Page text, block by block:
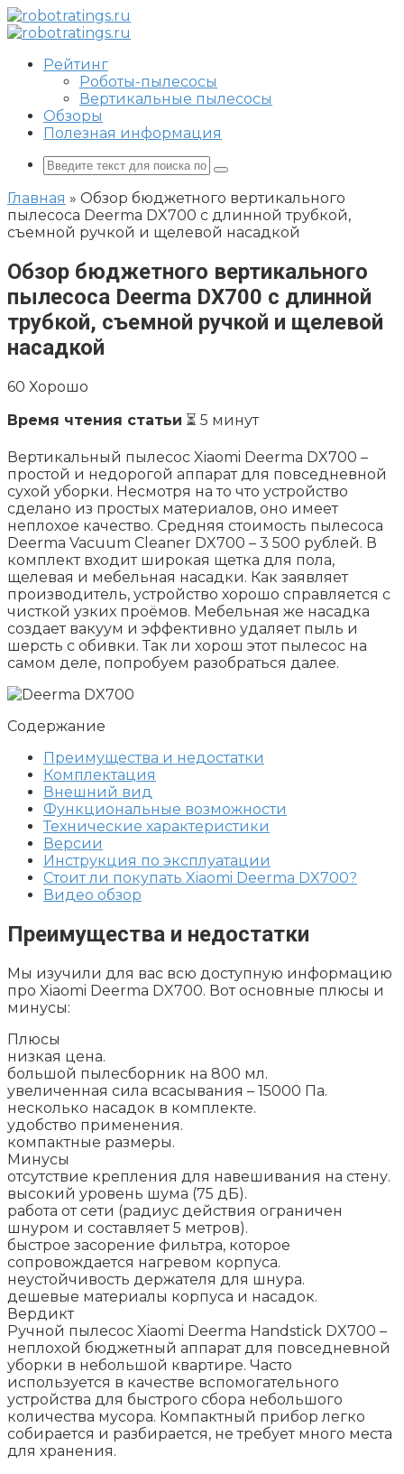
Перейти
к
Рейтинг
Роботы-пылесосы
Вертикальные пылесосы
Обзоры
Полезная информация
Поиск:
Главная » Обзор бюджетного вертикального
пылесоса Deerma DX700 с длинной трубкой,
съемной ручкой и щелевой насадкой
Обзор бюджетного вертикального
пылесоса Deerma DX700 с длинной
трубкой, съемной ручкой и щелевой
насадкой
60 Хорошо
Время чтения статьи ⏳ 5 минут
Вертикальный пылесос Xiaomi Deerma DX700 –
простой и недорогой аппарат для повседневной
сухой уборки. Несмотря на то что устройство
сделано из простых материалов, оно имеет
неплохое качество. Средняя стоимость пылесоса
Deerma Vacuum Cleaner DX700 – 3 500 рублей. В
комплект входит широкая щетка для пола,
щелевая и мебельная насадки. Как заявляет
производитель, устройство хорошо справляется с
чисткой узких проёмов. Мебельная же насадка
создает вакуум и эффективно удаляет пыль и
шерсть с обивки. Так ли хорош этот пылесос на
самом деле, попробуем разобраться далее.
Содержание
Преимущества и недостатки
Комплектация
Внешний вид
Функциональные возможности
Технические характеристики
Версии
Инструкция по эксплуатации
Стоит ли покупать Xiaomi Deerma DX700?
Видео обзор
Преимущества и недостатки
Мы изучили для вас всю доступную информацию
про Xiaomi Deerma DX700. Вот основные плюсы и
минусы:
Плюсы
низкая цена.
большой пылесборник на 800 мл.
увеличенная сила всасывания – 15000 Па.
несколько насадок в комплекте.
удобство применения.
компактные размеры.
Минусы
отсутствие крепления для навешивания на стену.
высокий уровень шума (75 дБ).
работа от сети (радиус действия ограничен
шнуром и составляет 5 метров).
быстрое засорение фильтра, которое
сопровождается нагревом корпуса.
неустойчивость держателя для шнура.
дешевые материалы корпуса и насадок.
Вердикт
Ручной пылесос Xiaomi Deerma Handstick DX700 –
неплохой бюджетный аппарат для повседневной
уборки в небольшой квартире. Часто
используется в качестве вспомогательного
устройства для быстрого сбора небольшого
количества мусора. Компактный прибор легко
собирается и разбирается, не требует много места
для хранения.